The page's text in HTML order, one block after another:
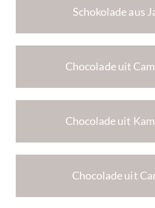
Schokolade aus
Chocolade uit
Chocolade uit
Chocolade uit